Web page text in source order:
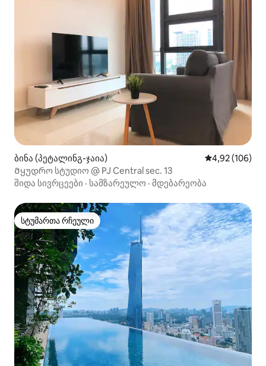
ბინა (პეტალინგ-ჯაია) საშუალო
4,92 (106)
Მყუდრო სტუდიო @ PJ Central sec. 13
შიდა სივრცეები · სამზარეულო · მდებარეობა
სტუმართა რჩეული
სტუმართა რჩეული